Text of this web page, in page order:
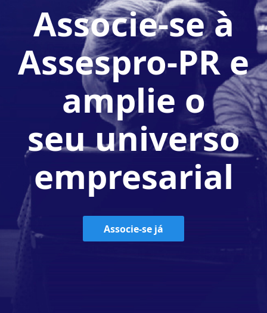
Associe-se à
Assespro-PR e
amplie o
seu universo
empresarial
Associe-se já